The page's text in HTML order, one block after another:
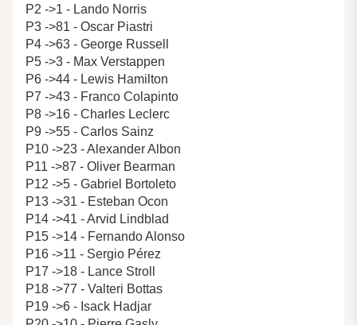
P2 ->1 - Lando Norris
P3 ->81 - Oscar Piastri
P4 ->63 - George Russell
P5 ->3 - Max Verstappen
P6 ->44 - Lewis Hamilton
P7 ->43 - Franco Colapinto
P8 ->16 - Charles Leclerc
P9 ->55 - Carlos Sainz
P10 ->23 - Alexander Albon
P11 ->87 - Oliver Bearman
P12 ->5 - Gabriel Bortoleto
P13 ->31 - Esteban Ocon
P14 ->41 - Arvid Lindblad
P15 ->14 - Fernando Alonso
P16 ->11 - Sergio Pérez
P17 ->18 - Lance Stroll
P18 ->77 - Valteri Bottas
P19 ->6 - Isack Hadjar